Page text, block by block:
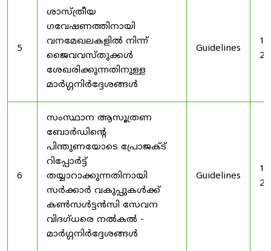
5
ശാസ്ത്രീയ
ഗവേഷണത്തിനായി
വനമേഖലകളിൽ നിന്ന്
ജൈവവസ്തുക്കൾ
ശേഖരിക്കുന്നതിനുള്ള
മാർഗ്ഗനിർദ്ദേശങ്ങൾ
Guidelines
6
സംസ്ഥാന ആസൂത്രണ
ബോർഡിൻ്റെ
പിന്തുണയോടെ പ്രോജക്ട്
റിപ്പോർട്ട്
തയ്യാറാക്കുന്നതിനായി
സർക്കാർ വകുപ്പുകൾക്ക്
കൺസൾട്ടൻസി സേവന
വിദഗ്ധരെ നൽകൽ -
മാർഗ്ഗനിർദ്ദേശങ്ങൾ
Guidelines